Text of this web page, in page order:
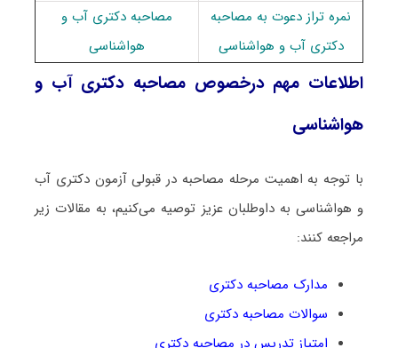
نمره تراز دعوت به مصاحبه
دکتری آب و هواشناسی
مصاحبه دکتری آب و
هواشناسی
اطلاعات مهم درخصوص مصاحبه دکتری آب و
هواشناسی
با توجه به اهمیت مرحله مصاحبه در قبولی آزمون دکتری آب
و هواشناسی به داوطلبان عزیز توصیه می‌کنیم، به مقالات زیر
مراجعه کنند:
مدارک مصاحبه دکتری
سوالات مصاحبه دکتری
امتیاز تدریس در مصاحبه دکتری